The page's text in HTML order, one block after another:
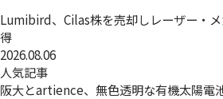
Lumibird、Cilas株を売却しレーザー・
得
2026.08.06
人気記事
阪大とartience、無色透明な有機太陽電